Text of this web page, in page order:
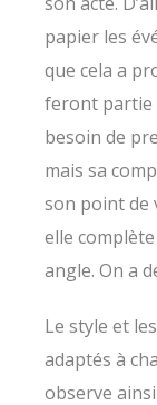
papier les
que cela a
feront partie
besoin de
mais sa
son point de
elle
angle. On a
Le style et
adaptés à
observe